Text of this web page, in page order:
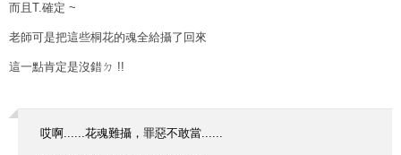
而且T.確定 ~
老師可是把這些桐花的魂全給攝了回來
這一點肯定是沒錯ㄉ !!
哎啊......花魂難攝，罪惡不敢當......